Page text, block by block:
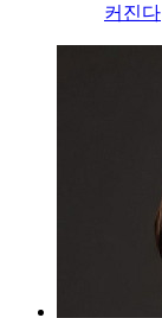
커진다